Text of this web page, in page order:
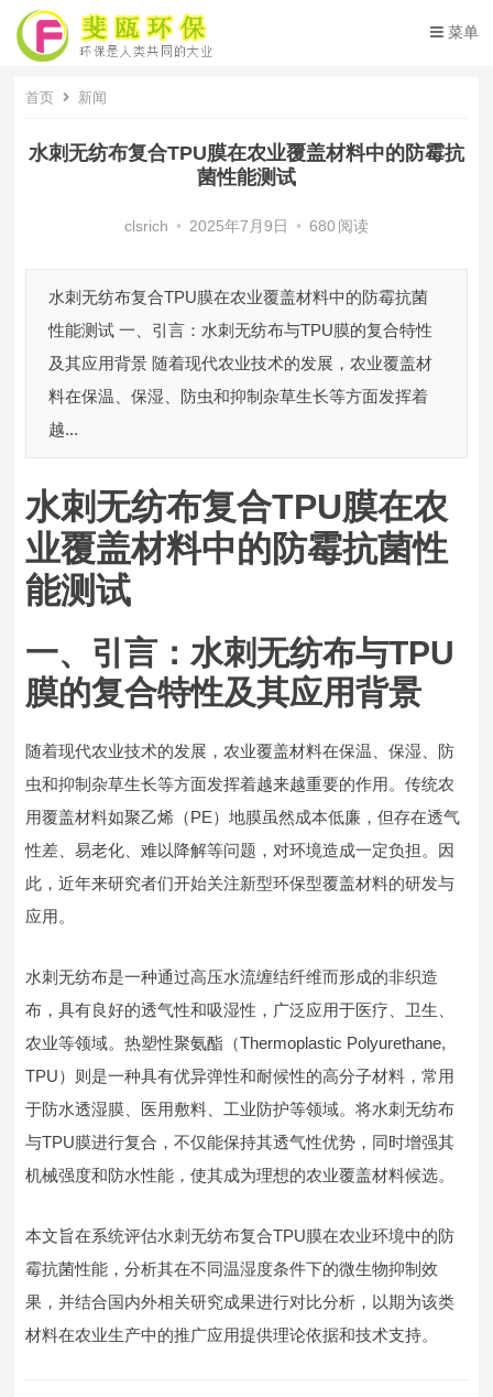
菜单
首页 新闻
水刺无纺布复合TPU膜在农业覆盖材料中的防霉抗
菌性能测试
clsrich • 2025年7月9日 • 680 阅读
水刺无纺布复合TPU膜在农业覆盖材料中的防霉抗菌
性能测试 一、引言：水刺无纺布与TPU膜的复合特性
及其应用背景 随着现代农业技术的发展，农业覆盖材
料在保温、保湿、防虫和抑制杂草生长等方面发挥着
越...
水刺无纺布复合TPU膜在农
业覆盖材料中的防霉抗菌性
能测试
一、引言：水刺无纺布与TPU
膜的复合特性及其应用背景
随着现代农业技术的发展，农业覆盖材料在保温、保湿、防
虫和抑制杂草生长等方面发挥着越来越重要的作用。传统农
用覆盖材料如聚乙烯（PE）地膜虽然成本低廉，但存在透气
性差、易老化、难以降解等问题，对环境造成一定负担。因
此，近年来研究者们开始关注新型环保型覆盖材料的研发与
应用。
水刺无纺布是一种通过高压水流缠结纤维而形成的非织造
布，具有良好的透气性和吸湿性，广泛应用于医疗、卫生、
农业等领域。热塑性聚氨酯（Thermoplastic Polyurethane,
TPU）则是一种具有优异弹性和耐候性的高分子材料，常用
于防水透湿膜、医用敷料、工业防护等领域。将水刺无纺布
与TPU膜进行复合，不仅能保持其透气性优势，同时增强其
机械强度和防水性能，使其成为理想的农业覆盖材料候选。
本文旨在系统评估水刺无纺布复合TPU膜在农业环境中的防
霉抗菌性能，分析其在不同温湿度条件下的微生物抑制效
果，并结合国内外相关研究成果进行对比分析，以期为该类
材料在农业生产中的推广应用提供理论依据和技术支持。